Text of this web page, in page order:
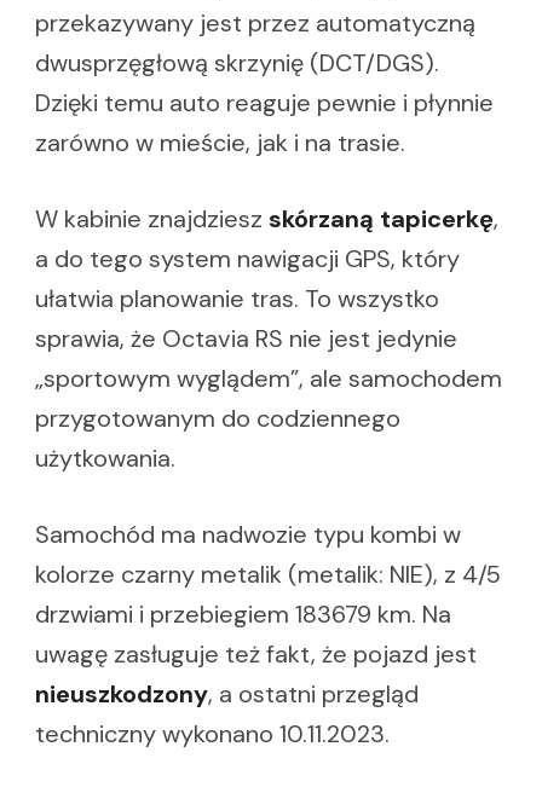
przekazywany jest przez automatyczną
dwusprzęgłową skrzynię (DCT/DGS).
Dzięki temu auto reaguje pewnie i płynnie
zarówno w mieście, jak i na trasie.
W kabinie znajdziesz skórzaną tapicerkę,
a do tego system nawigacji GPS, który
ułatwia planowanie tras. To wszystko
sprawia, że Octavia RS nie jest jedynie
„sportowym wyglądem”, ale samochodem
przygotowanym do codziennego
użytkowania.
Samochód ma nadwozie typu kombi w
kolorze czarny metalik (metalik: NIE), z 4/5
drzwiami i przebiegiem 183679 km. Na
uwagę zasługuje też fakt, że pojazd jest
nieuszkodzony, a ostatni przegląd
techniczny wykonano 10.11.2023.